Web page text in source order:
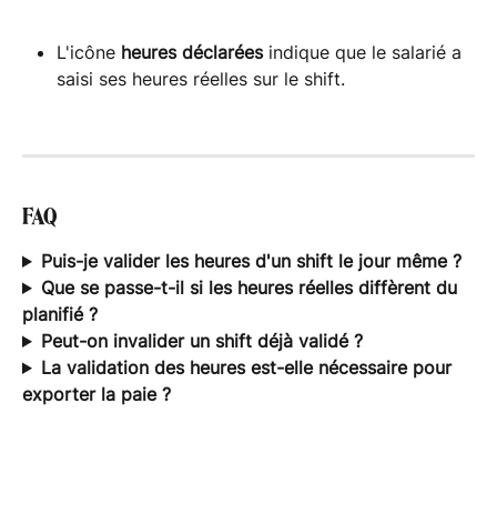
L'icône heures déclarées indique que le salarié a
saisi ses heures réelles sur le shift.
FAQ
Puis-je valider les heures d'un shift le jour même ?
Que se passe-t-il si les heures réelles diffèrent du
planifié ?
Peut-on invalider un shift déjà validé ?
La validation des heures est-elle nécessaire pour
exporter la paie ?